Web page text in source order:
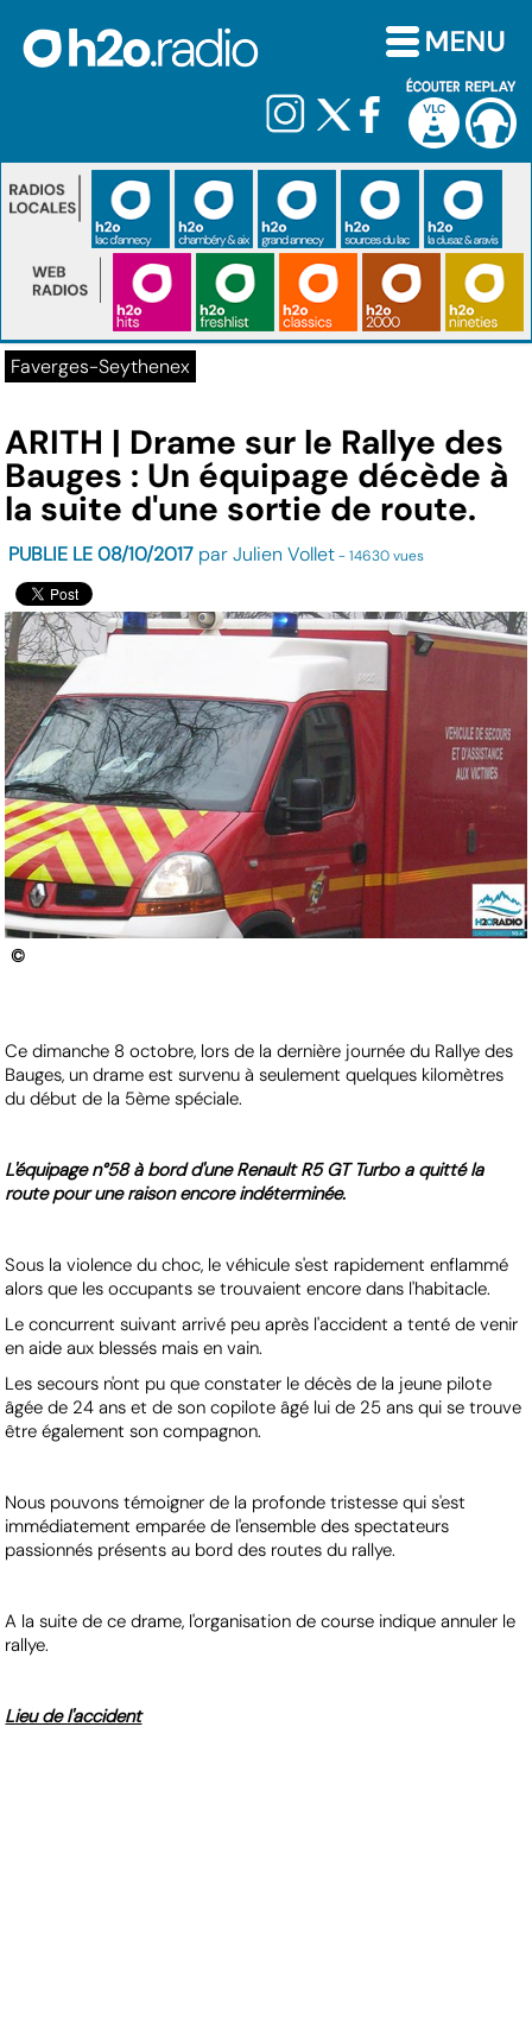
Faverges-Seythenex
ARITH | Drame sur le Rallye des
Bauges : Un équipage décède à
la suite d'une sortie de route.
PUBLIE LE 08/10/2017 par Julien Vollet- 14630 vues
©
Ce dimanche 8 octobre, lors de la dernière journée du Rallye des
Bauges, un drame est survenu à seulement quelques kilomètres
du début de la 5ème spéciale.
L'équipage n°58 à bord d'une Renault R5 GT Turbo a quitté la
route pour une raison encore indéterminée.
Sous la violence du choc, le véhicule s'est rapidement enflammé
alors que les occupants se trouvaient encore dans l'habitacle.
Le concurrent suivant arrivé peu après l'accident a tenté de venir
en aide aux blessés mais en vain.
Les secours n'ont pu que constater le décès de la jeune pilote
âgée de 24 ans et de son copilote âgé lui de 25 ans qui se trouve
être également son compagnon.
Nous pouvons témoigner de la profonde tristesse qui s'est
immédiatement emparée de l'ensemble des spectateurs
passionnés présents au bord des routes du rallye.
A la suite de ce drame, l'organisation de course indique annuler le
rallye.
Lieu de l'accident